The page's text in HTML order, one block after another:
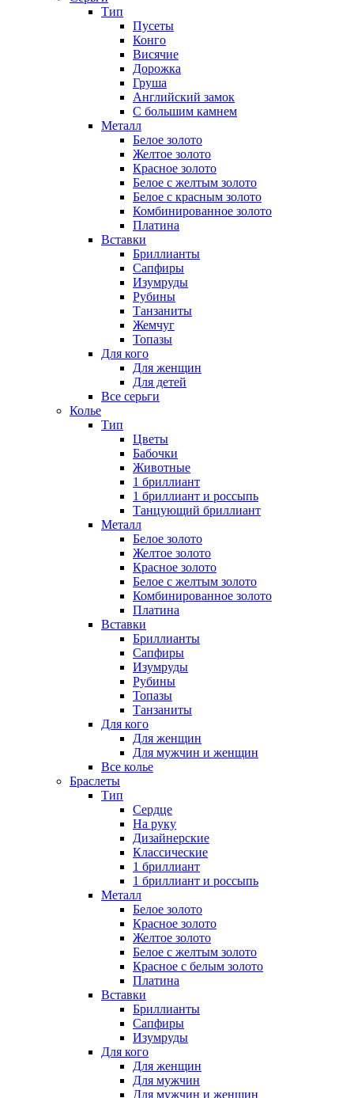
Тип
Пусеты
Конго
Висячие
Дорожка
Груша
Английский замок
С большим камнем
Металл
Белое золото
Желтое золото
Красное золото
Белое с желтым золото
Белое с красным золото
Комбинированное золото
Платина
Вставки
Бриллианты
Сапфиры
Изумруды
Рубины
Танзаниты
Жемчуг
Топазы
Для кого
Для женщин
Для детей
Все серьги
Колье
Тип
Цветы
Бабочки
Животные
1 бриллиант
1 бриллиант и россыпь
Танцующий бриллиант
Металл
Белое золото
Желтое золото
Красное золото
Белое с желтым золото
Комбинированное золото
Платина
Вставки
Бриллианты
Сапфиры
Изумруды
Рубины
Топазы
Танзаниты
Для кого
Для женщин
Для мужчин и женщин
Все колье
Браслеты
Тип
Сердце
На руку
Дизайнерские
Классические
1 бриллиант
1 бриллиант и россыпь
Металл
Белое золото
Красное золото
Желтое золото
Белое с желтым золото
Красное с белым золото
Платина
Вставки
Бриллианты
Сапфиры
Изумруды
Для кого
Для женщин
Для мужчин
Для мужчин и женщин